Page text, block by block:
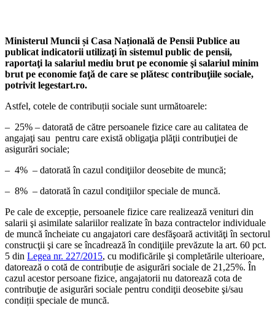
Ministerul Muncii și Casa Națională de Pensii Publice au
publicat indicatorii utilizaţi în sistemul public de pensii,
raportaţi la salariul mediu brut pe economie şi salariul minim
brut pe economie faţă de care se plătesc contribuţiile sociale,
potrivit legestart.ro.
Astfel, cotele de contribuții sociale sunt următoarele:
– 25% – datorată de către persoanele fizice care au calitatea de
angajaţi sau pentru care există obligaţia plăţii contribuţiei de
asigurări sociale;
– 4% – datorată în cazul condiţiilor deosebite de muncă;
– 8% – datorată în cazul condiţiilor speciale de muncă.
Pe cale de excepție, persoanele fizice care realizează venituri din
salarii şi asimilate salariilor realizate în baza contractelor individuale
de muncă încheiate cu angajatori care desfăşoară activităţi în sectorul
construcţii şi care se încadrează în condiţiile prevăzute la art. 60 pct.
5 din Legea nr. 227/2015, cu modificările şi completările ulterioare,
datorează o cotă de contribuție de asigurări sociale de 21,25%. În
cazul acestor persoane fizice, angajatorii nu datorează cota de
contribuţie de asigurări sociale pentru condiţii deosebite şi/sau
condiții speciale de muncă.